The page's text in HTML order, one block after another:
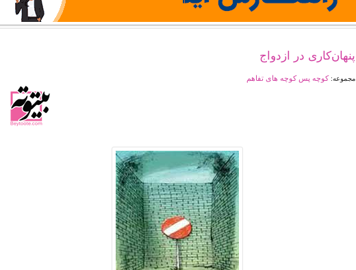
پنهان‌كاری در ازدواج
مجموعه:کوچه پس کوچه های تفاهم